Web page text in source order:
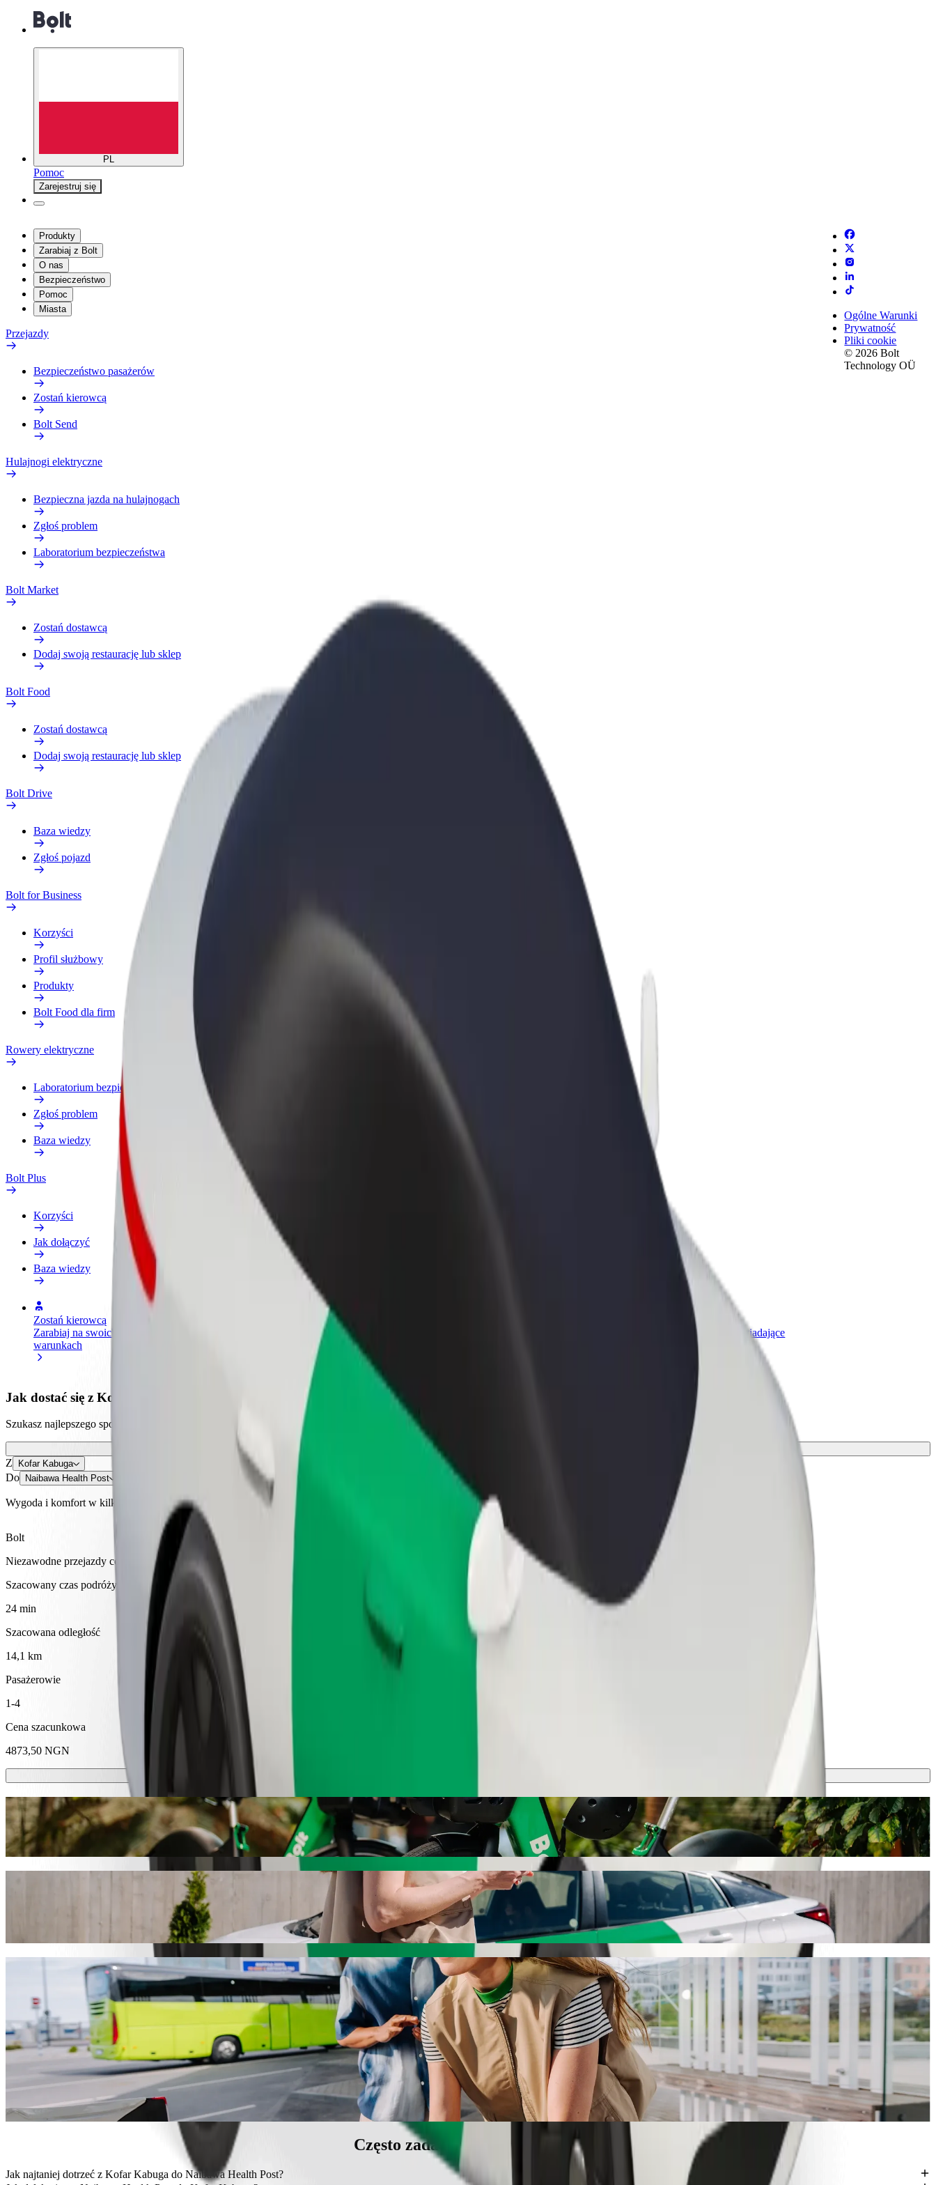
PL
Pomoc
Zarejestruj się
Produkty
Zarabiaj z Bolt
O nas
Bezpieczeństwo
Pomoc
Miasta
Przejazdy
Bezpieczeństwo pasażerów
Zostań kierowcą
Bolt Send
Hulajnogi elektryczne
Bezpieczna jazda na hulajnogach
Zgłoś problem
Laboratorium bezpieczeństwa
Bolt Market
Zostań dostawcą
Dodaj swoją restaurację lub sklep
Bolt Food
Zostań dostawcą
Dodaj swoją restaurację lub sklep
Bolt Drive
Baza wiedzy
Zgłoś pojazd
Bolt for Business
Korzyści
Profil służbowy
Produkty
Bolt Food dla firm
Rowery elektryczne
Laboratorium bezpieczeństwa
Zgłoś problem
Baza wiedzy
Bolt Plus
Korzyści
Jak dołączyć
Baza wiedzy
Zostań kierowcą
Zarabiaj na swoich
warunkach
Dodaj swoją restaurację lub sklep
Dotrzyj do większej liczby klientów
i zwiększ zyski
Bolt for Business
Produkty i usługi Bolt odpowiadające
potrzebom Twojej firmy
Ogólne Warunki
Prywatność
Pliki cookie
© 2026 Bolt
Technology OÜ
Jak dostać się z Kofar Kabuga do Naibawa Health Post
Szukasz najlepszego sposobu na dotarcie z Kofar Kabuga do Naibawa Health Post? Zapoznaj się z naszymi usługami i znajdź dla siebie idealny środek transportu.
Pobierz Bolt Food
Z Kofar Kabuga
Do Naibawa Health Post
Wygoda i komfort w kilku kliknięciach!
Bolt
Niezawodne przejazdy codziennymi samochodami średniej wielkości.
Szacowany czas podróży
24 min
Szacowana odległość
14,1 km
Pasażerowie
1-4
Cena szacunkowa
4873,50 NGN
Hulajnóg lub rowerów elektrycznych
Poruszaj się po Kano hulajnogami lub rowerami elektrycznymi
Pobierz aplikację Bolt
Pojedź z Kofar Kabuga do Naibawa Health Post z Bolt
Zalecamy przejazd Bolt, jeśli chcesz dotrzeć do Naibawa Health Post w jak najlepszej cenie. Podróż zajmie ok. 24 min, a jego cena wyniesie ok. 3839,60 NGN NGN. Bez względu na okazję, znajdziemy dla
Ciebie idealny pojazd.
Usługi Bolt, aby dojechać z Kofar Kabuga do Naibawa Health Post
Dużo bagażu? Zarezerwuj vany XL, które pomieszczą do 6 osób.
Chcesz dojechać ze stylem? Wypróbuj samochody premium Bolt.
Podróżujesz z dziećmi? Zamów przejazd samochodem z podstawką dla dziecka.
Twój pupil jedzie z Tobą? Wypróbuj nasze przejazdy przyjazne zwierzętom.
Potrzebujesz dodatkowej pomocy? Nasza kategoria Assist oferuje pojazdy dostępne dla wózków inwalidzkich (WAV).
Niedrogie przejazdy? Skorzystaj z kompaktowych samochodów w niższej cenie z Bolt Basic.
Pobierz aplikację Bolt
Często zadawane pytania (FAQ)
Jak najtaniej dotrzeć z Kofar Kabuga do Naibawa Health Post?